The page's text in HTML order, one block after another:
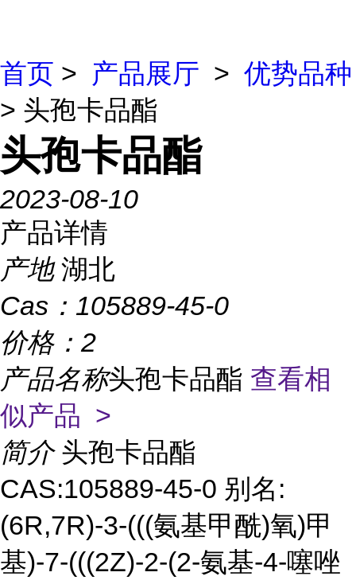
首页 > 产品展厅 > 优势品种
> 头孢卡品酯
头孢卡品酯
2023-08-10
产品详情
产地 湖北
Cas： 105889-45-0
价格： 2
产品名称头孢卡品酯 查看相
似产品 >
简介 头孢卡品酯
CAS:105889-45-0 别名:
(6R,7R)-3-(((氨基甲酰)氧)甲
基)-7-(((2Z)-2-(2-氨基-4-噻唑